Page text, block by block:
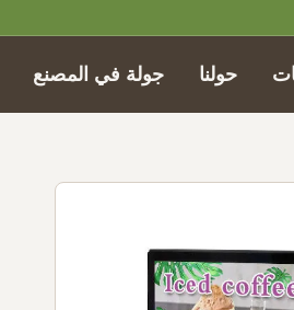
حولنا جولة في المصنع